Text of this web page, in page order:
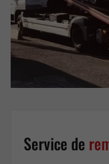
Service de